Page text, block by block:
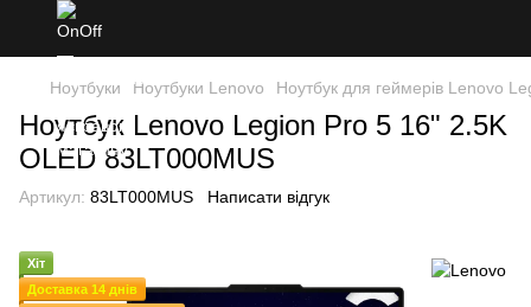
Ноутбуки Ноутбуки Lenovo Ноутбук для геймерів Lenovo
Ноутбук Lenovo Legion Pro 5 16" 2.5K
OLED 83LT000MUS
Артикул: 83LT000MUS Написати відгук
Хіт
Доставка 14 днів